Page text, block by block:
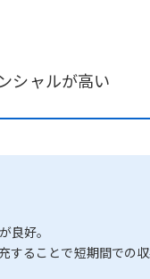
シャルが高い
良好。
ることで短期間での収